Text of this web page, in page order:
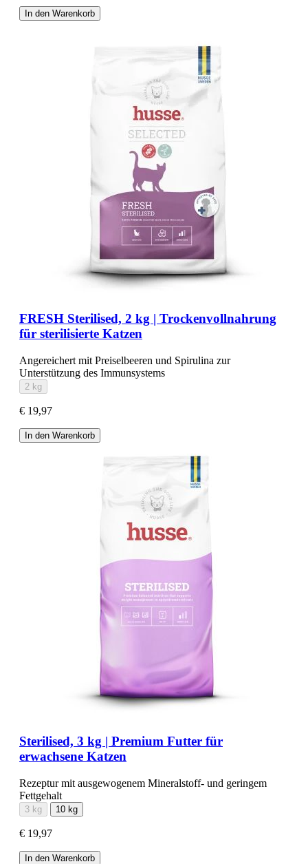
In den Warenkorb
FRESH Sterilised, 2 kg | Trockenvollnahrung
für sterilisierte Katzen
Angereichert mit Preiselbeeren und Spirulina zur
Unterstützung des Immunsystems
2 kg
€ 19,97
In den Warenkorb
Sterilised, 3 kg | Premium Futter für
erwachsene Katzen
Rezeptur mit ausgewogenem Mineralstoff- und geringem
Fettgehalt
3 kg 10 kg
€ 19,97
In den Warenkorb